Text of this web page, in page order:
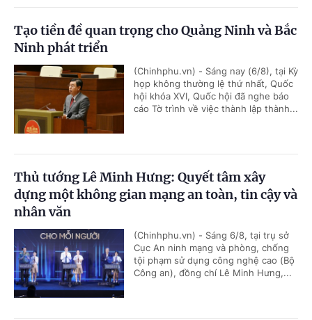
Tạo tiền đề quan trọng cho Quảng Ninh và Bắc
Ninh phát triển
(Chinhphu.vn) - Sáng nay (6/8), tại Kỳ
họp không thường lệ thứ nhất, Quốc
hội khóa XVI, Quốc hội đã nghe báo
cáo Tờ trình về việc thành lập thành...
Thủ tướng Lê Minh Hưng: Quyết tâm xây
dựng một không gian mạng an toàn, tin cậy và
nhân văn
(Chinhphu.vn) - Sáng 6/8, tại trụ sở
Cục An ninh mạng và phòng, chống
tội phạm sử dụng công nghệ cao (Bộ
Công an), đồng chí Lê Minh Hưng,...